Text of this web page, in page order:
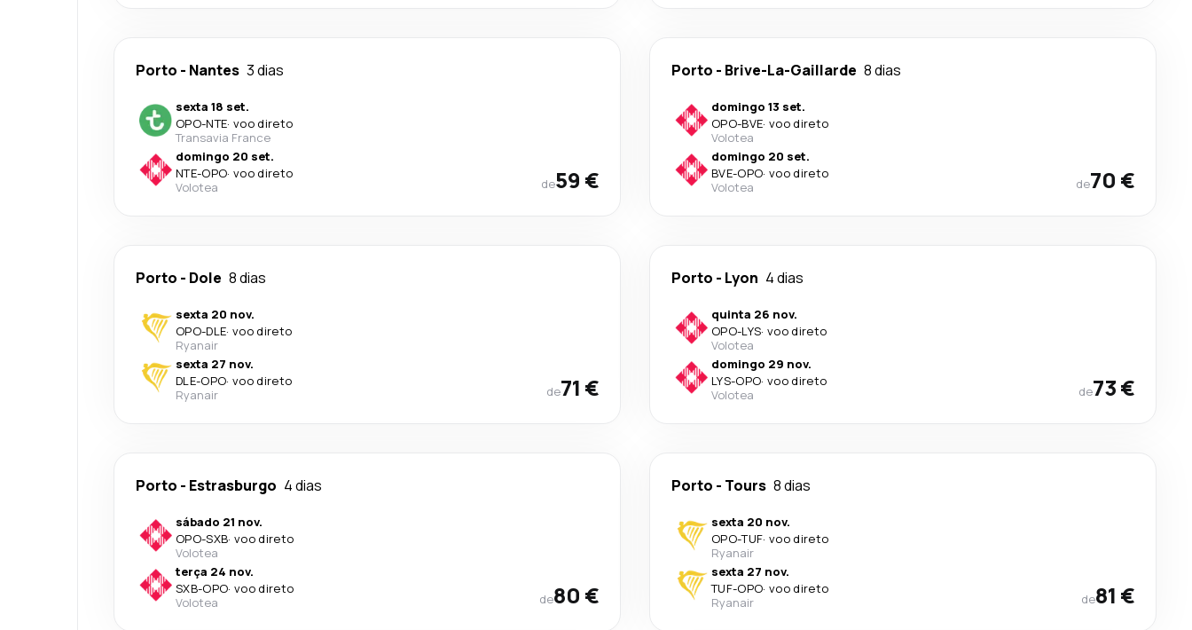
Porto - Nantes 3 dias
sexta 18 set.
OPO-NTE· voo direto
Transavia France
domingo 20 set.
NTE-OPO· voo direto
Volotea
de59 €
Porto - Brive-La-Gaillarde 8 dias
domingo 13 set.
OPO-BVE· voo direto
Volotea
domingo 20 set.
BVE-OPO· voo direto
Volotea
de70 €
Porto - Dole 8 dias
sexta 20 nov.
OPO-DLE· voo direto
Ryanair
sexta 27 nov.
DLE-OPO· voo direto
Ryanair
de71 €
Porto - Lyon 4 dias
quinta 26 nov.
OPO-LYS· voo direto
Volotea
domingo 29 nov.
LYS-OPO· voo direto
Volotea
de73 €
Porto - Estrasburgo 4 dias
sábado 21 nov.
OPO-SXB· voo direto
Volotea
terça 24 nov.
SXB-OPO· voo direto
Volotea
de80 €
Porto - Tours 8 dias
sexta 20 nov.
OPO-TUF· voo direto
Ryanair
sexta 27 nov.
TUF-OPO· voo direto
Ryanair
de81 €